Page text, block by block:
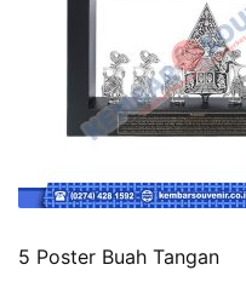
5 Poster Buah Tangan